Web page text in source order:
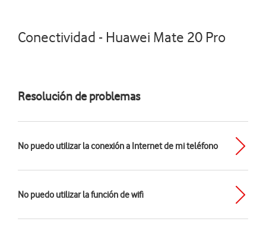
Conectividad - Huawei Mate 20 Pro
Resolución de problemas
No puedo utilizar la conexión a Internet de mi teléfono
No puedo utilizar la función de wifi